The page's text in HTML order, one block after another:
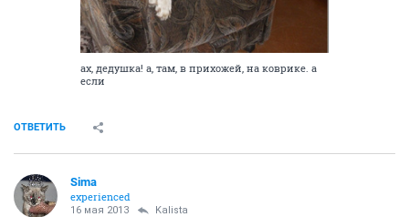
ах, дедушка! а, там, в прихожей, на коврике. а
если
ОТВЕТИТЬ
Sima
experienced
16 мая 2013 Kalista